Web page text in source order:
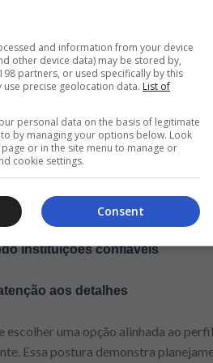
do tempo.
pode impactar negativamente a
consecutivas podem indicar risco
instituições confiáveis
aos detalhes
uma opção alinhada ao
Essa postura demonstra
and information from your device
other device data) may be stored by,
partners, or used specifically by this
precise geolocation data. List of
personal data on the basis of legitimate
by managing your options below. Look
or in the site menu to manage or
cookie settings.
Consent